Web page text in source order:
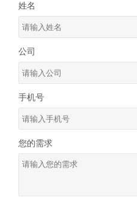
姓名
公司
手机号
您的需求